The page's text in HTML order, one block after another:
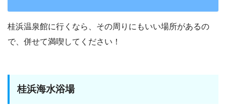
桂浜温泉館に行くなら、その周りにもいい場所があるの
で、併せて満喫してください！
桂浜海水浴場